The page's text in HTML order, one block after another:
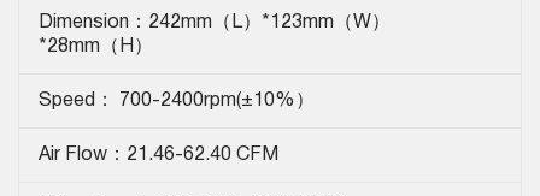
Dimension：242mm（L）*123mm（W）
*28mm（H）
Speed： 700-2400rpm(±10%）
Air Flow：21.46-62.40 CFM